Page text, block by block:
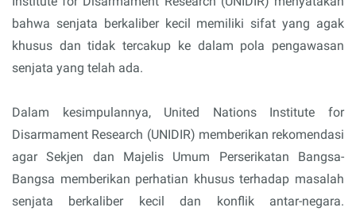
bahwa senjata berkaliber kecil memiliki sifat yang agak
khusus dan tidak tercakup ke dalam pola pengawasan
senjata yang telah ada.
Dalam kesimpulannya, United Nations Institute for
Disarmament Research (UNIDIR) memberikan rekomendasi
agar Sekjen dan Majelis Umum Perserikatan Bangsa-
Bangsa memberikan perhatian khusus terhadap masalah
senjata berkaliber kecil dan konflik antar-negara.